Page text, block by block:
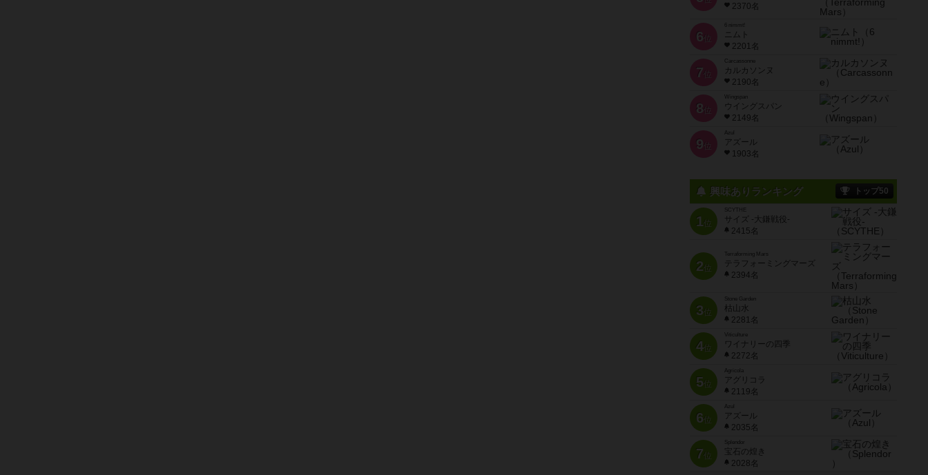
2370名
6 位
ニムト
2201名
7 位
Carcassonne
カルカソンヌ
2190名
8 位
Wingspan
ウイングスパン
2149名
9 位
Azul
アズール
1903名
興味ありランキング トップ50
1位
SCYTHE
サイズ -大鎌戦役-
2415名
2位
Terraforming Mars
テラフォーミングマーズ
2394名
3位
Stone Garden
枯山水
2281名
4位
Viticulture
ワイナリーの四季
2272名
5位
Agricola
アグリコラ
2119名
6位
Azul
アズール
2035名
7位
宝石の煌き
2028名